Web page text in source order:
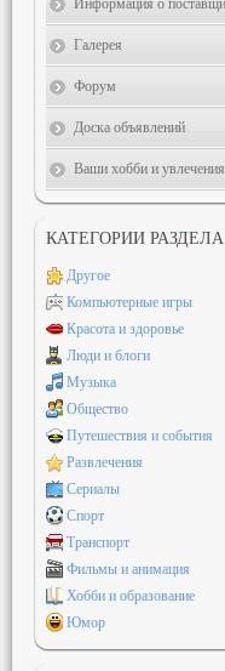
Информация о
Галерея
Форум
Доска объявлений
Ваши хобби и увлечения
КАТЕГОРИИ РАЗДЕЛА
Другое
Компьютерные игры
Красота и здоровье
Люди и блоги
Музыка
Общество
Путешествия и события
Развлечения
Сериалы
Спорт
Транспорт
Фильмы и анимация
Хобби и образование
Юмор